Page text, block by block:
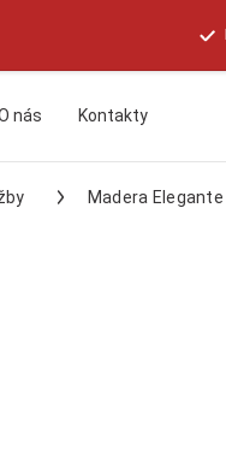
nás Kontakty
Madera Elegante